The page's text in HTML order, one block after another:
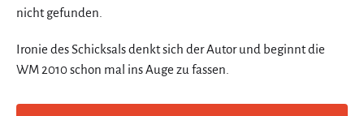
nicht gefunden.
Ironie des Schicksals denkt sich der Autor und beginnt die
WM 2010 schon mal ins Auge zu fassen.